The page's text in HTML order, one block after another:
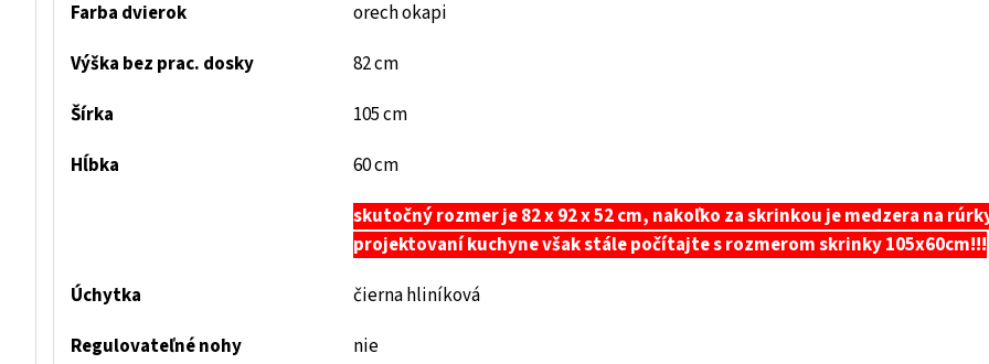
Farba dvierok
orech okapi
Výška bez prac. dosky
82 cm
Šírka
105 cm
Hĺbka
60 cm
skutočný rozmer je 82 x 92 x 52 cm, nakoľko za skrinkou je medzera na
projektovaní kuchyne však stále počítajte s rozmerom skrinky 105x60cm!!!
Úchytka
čierna hliníková
Regulovateľné nohy
nie